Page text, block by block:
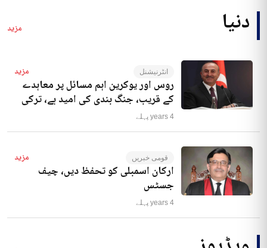
دنیا مزید
انٹرنیشنل مزید
روس اور یوکرین اہم مسائل پر معاہدے
کے قریب، جنگ بندی کی امید ہے، ترکی
4 years پہلے
قومی خبریں مزید
ارکان اسمبلی کو تحفظ دیں، چیف
جسٹس
4 years پہلے